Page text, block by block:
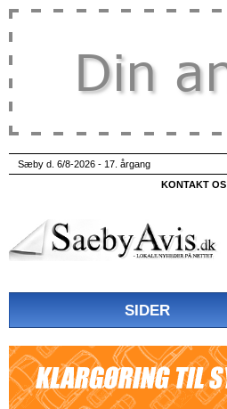
Sæby d. 6/8-2026 - 17. årgang
KONTAKT OS
SIDER